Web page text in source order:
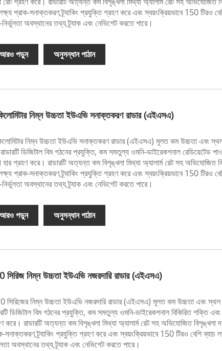
প্রাক-সনাক্তকরণ ট্র্যাকিং প্রযুক্তি গ্রহণ করে এবং স্বয়ংক্রিয়ভাবে 150 টিরও
অবস্থানের তথ্য ট্র্যাক এবং নেভিগেট করতে পারে।
আরও পড়ুন অনুসন্ধান পাঠান
নিম্ন উচ্চতা ইউএভি সনাক্তকরণ রাডার (এইএসএ)
নিম্ন উচ্চতা ইউএভি সনাক্তকরণ রাডার (এইএসএ) মূলত কম উচ্চতা এবং স্থল
ডিজিটাল বিম গঠনের প্রযুক্তি, কম সমতুল্য ওমনি-ডাইরেকশনাল রেডিয়েটেড
হার গ্রহণ করে। রাডারটি অত্যন্ত কম বিশৃঙ্খলা মিথ্যা অ্যালার্ম রেট সহ অভিযোজিত
প্রাক-সনাক্তকরণ ট্র্যাকিং প্রযুক্তি গ্রহণ করে এবং স্বয়ংক্রিয়ভাবে 150 টিরও
অবস্থানের তথ্য ট্র্যাক এবং নেভিগেট করতে পারে।
আরও পড়ুন অনুসন্ধান পাঠান
সিরিজ নিম্ন উচ্চতা ইউএভি নজরদারি রাডার (এইএসএ)
সিরিজের নিম্ন উচ্চতা ইউএভি নজরদারি রাডার (এইএসএ) মূলত কম উচ্চতা এবং স্থল
ডিজিটাল বিম গঠনের প্রযুক্তি, কম সমতুল্য ওমনি-ডাইরেকশনাল বিকিরিত শক্তি
করে। রাডারটি অত্যন্ত কম বিশৃঙ্খলা মিথ্যা অ্যালার্ম রেট সহ অভিযোজিত বিশৃঙ্খলা
সনাক্তকরণ ট্র্যাকিং প্রযুক্তি গ্রহণ করে এবং স্বয়ংক্রিয়ভাবে 150 টিরও বেশি
অবস্থানের তথ্য ট্র্যাক এবং নেভিগেট করতে পারে।